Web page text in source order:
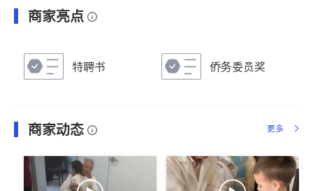
商家亮点
特聘书 侨务委员奖
获奖证书
获奖证书 获奖证书
商家动态 更多